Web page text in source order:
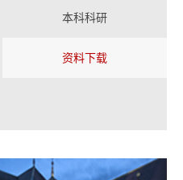
本科科研
资料下载